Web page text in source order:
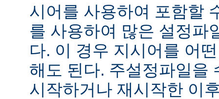
시어를 사용하여 포함할
를 사용하여 많은 설정파
다. 이 경우 지시어를 어
해도 된다. 주설정파일을
시작하거나 재시작한 이